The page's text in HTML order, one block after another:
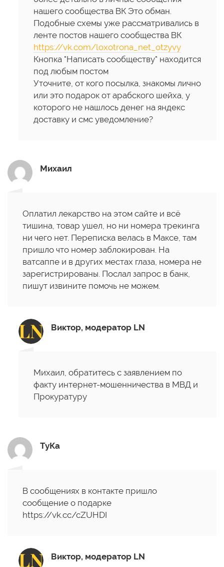
нашего сообщества ВК Это обман.
Подобные схемы уже рассматривались в
ленте постов нашего сообщества ВК
https://vk.com/loxotrona_net_otzyvy
Кнопка "Написать сообществу" находится
под любым постом
Уточните, от кого посылка, знакомы лично
или это подарок от арабского шейха, у
которого не нашлось денег на яндекс
доставку и смс уведомление?
Михаил
Оплатил лекарство на этом сайте и всё
тишина, товар ушел, но ни номера трекинга
ни чего нет. Переписка велась в Максе, там
пришло что номер заблокирован. На
ватсаппе и в других местах глаза, номера не
зарегистрированы. Послал запрос в банк,
пишут извините помочь не можем.
Виктор, модератор LN
Михаил, обратитесь с заявлением по
факту интернет-мошенничества в МВД и
Прокуратуру
ТуКа
В сообщениях в контакте пришло
сообщение о подарке
https://vk.cc/cZUHDI
Виктор, модератор LN